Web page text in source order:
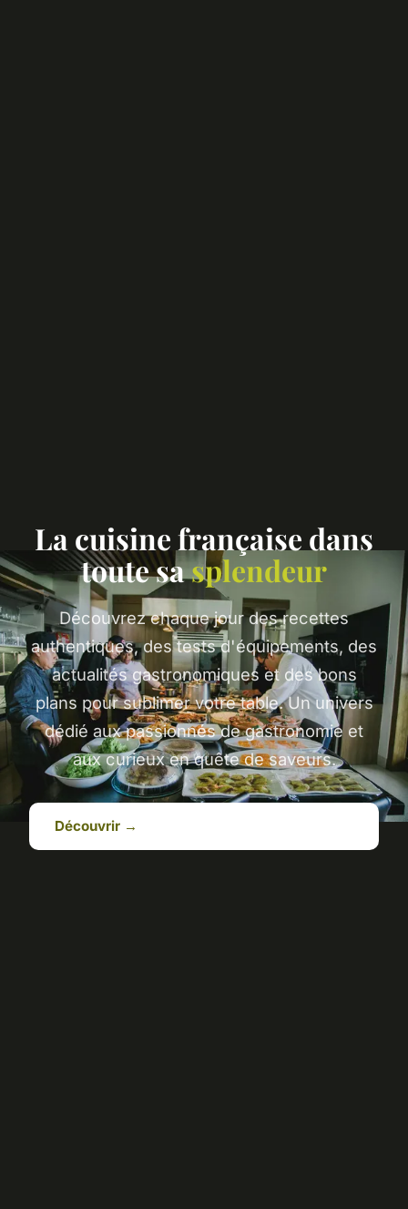
La cuisine française dans
toute sasplendeur
Découvrez chaque jour des recettes
authentiques, des tests d'équipements, des
actualités gastronomiques et des bons
plans pour sublimer votre table. Un univers
dédié aux passionnés de gastronomie et
aux curieux en quête de saveurs.
Découvrir →